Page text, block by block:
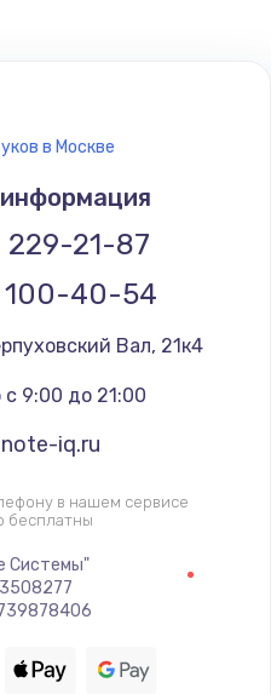
в Москве
229-21-87
100-40-54
Вал, 21к4
9:00 до 21:00
iq.ru
в нашем сервисе
бесплатны
Системы"